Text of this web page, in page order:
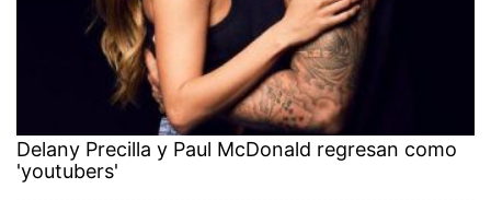
Delany Precilla y Paul McDonald regresan como
'youtubers'